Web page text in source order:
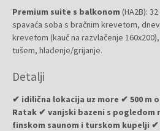
Premium suite s balkonom (HA2B):
spavaća soba s bračnim krevetom,
krevetom (kauč na razvlačenje
tušem, hlađenje/grijanje.
Superior suite s balkonom, pogled
krevetom, dnevni boravak s dodatnim
razvlačenje 160x200).
Detalji
✔ idilična lokacija uz more ✔ 500 m
Ratak ✔ vanjski bazeni s pogledom
finskom saunom i turskom kupelji ✔